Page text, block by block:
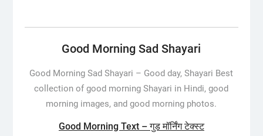
Good Morning Sad Shayari
Good Morning Sad Shayari – Good day, Shayari Best
collection of good morning Shayari in Hindi, good
morning images, and good morning photos.
Good Morning Text – गुड मॉर्निंग टेक्स्ट